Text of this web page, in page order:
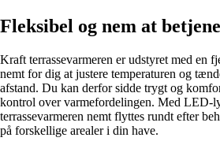
Fleksibel og nem at betjene
Kraft terrassevarmeren er udstyret med en
nemt for dig at justere temperaturen og
afstand. Du kan derfor sidde trygt og
kontrol over varmefordelingen. Med LED-
terrassevarmeren nemt flyttes rundt efter
på forskellige arealer i din have.